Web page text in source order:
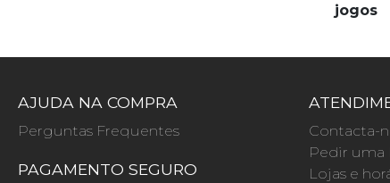
jogos
AJUDA NA COMPRA
Perguntas Frequentes
PAGAMENTO SEGURO
Contacta-
Pedir uma
Lojas e